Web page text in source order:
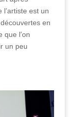
l’artiste est un
en
que l’on
un peu